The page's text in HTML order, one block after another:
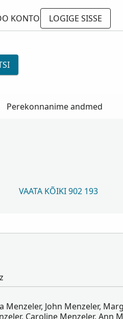
KONTO
LOGIGE SISSE
Perekonnanime andmed
VAATA KÕIKI 902 193
Menzeler, John Menzeler,
Caroline Menzeler, Ann